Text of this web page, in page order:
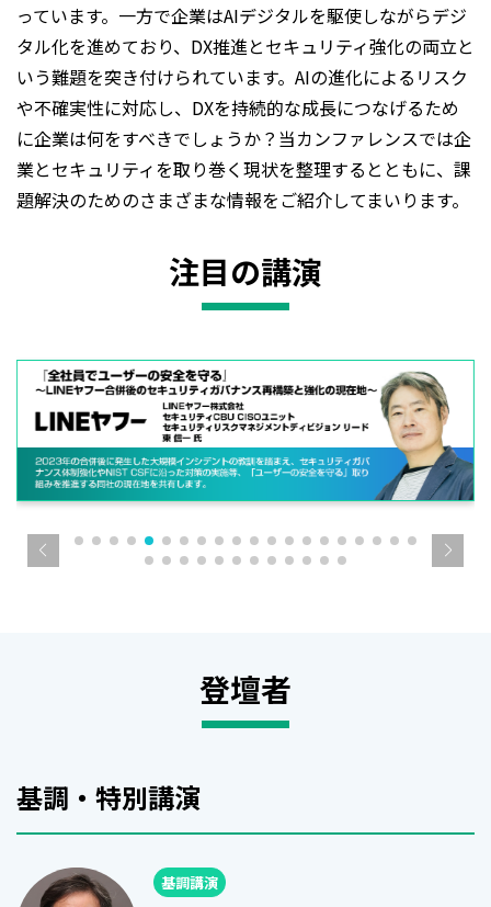
っています。一方で企業はAIデジタルを駆使しながらデジ
タル化を進めており、DX推進とセキュリティ強化の両立と
いう難題を突き付けられています。AIの進化によるリスク
や不確実性に対応し、DXを持続的な成長につなげるため
に企業は何をすべきでしょうか？当カンファレンスでは企
業とセキュリティを取り巻く現状を整理するとともに、課
題解決のためのさまざまな情報をご紹介してまいります。
注目の講演
登壇者
基調・特別講演
基調講演